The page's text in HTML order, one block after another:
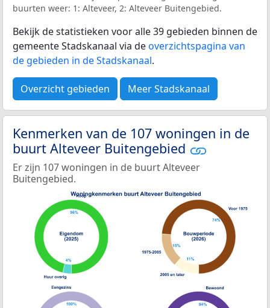
buurten weer: 1: Alteveer, 2: Alteveer Buitengebied.
Bekijk de statistieken voor alle 39 gebieden binnen de
gemeente Stadskanaal via deoverzichtspagina van
de gebieden in de Stadskanaal.
Overzicht gebieden Meer Stadskanaal
Kenmerken van de 107 woningen in de
buurt Alteveer Buitengebied
Er zijn 107 woningen in de buurt Alteveer
Buitengebied.